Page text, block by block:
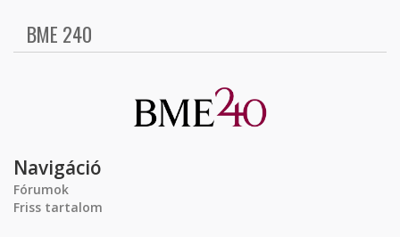
BME 240
Navigáció
Fórumok
Friss tartalom